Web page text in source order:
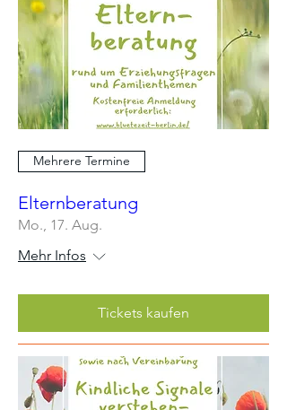
Mehrere Termine
Elternberatung
Mo., 17. Aug.
Mehr Infos
Tickets kaufen